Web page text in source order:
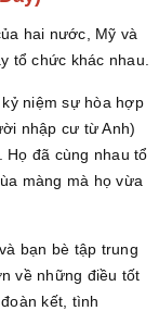
hai nước, Mỹ và
tổ chức khác nhau.
niệm sự hòa hợp
nhập cư từ Anh)
Họ đã cùng nhau tổ
màng mà họ vừa
bạn bè tập trung
về những điều tốt
kết, tình